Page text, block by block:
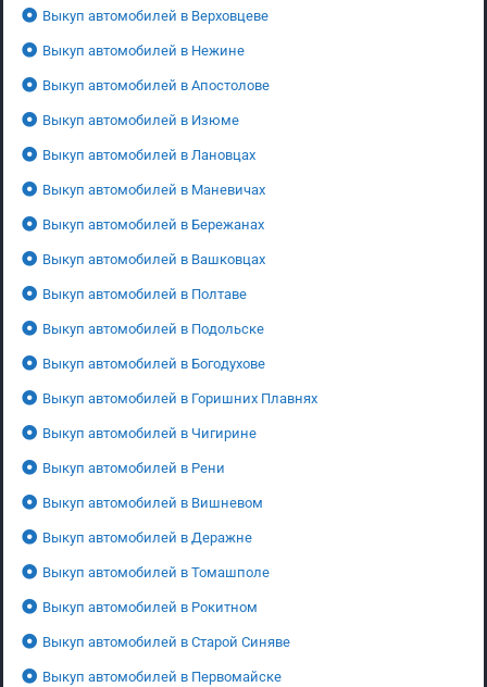
Выкуп автомобилей в Верховцеве
Выкуп автомобилей в Нежине
Выкуп автомобилей в Апостолове
Выкуп автомобилей в Изюме
Выкуп автомобилей в Лановцах
Выкуп автомобилей в Маневичах
Выкуп автомобилей в Бережанах
Выкуп автомобилей в Вашковцах
Выкуп автомобилей в Полтаве
Выкуп автомобилей в Подольске
Выкуп автомобилей в Богодухове
Выкуп автомобилей в Горишних Плавнях
Выкуп автомобилей в Чигирине
Выкуп автомобилей в Рени
Выкуп автомобилей в Вишневом
Выкуп автомобилей в Деражне
Выкуп автомобилей в Томашполе
Выкуп автомобилей в Рокитном
Выкуп автомобилей в Старой Синяве
Выкуп автомобилей в Первомайске